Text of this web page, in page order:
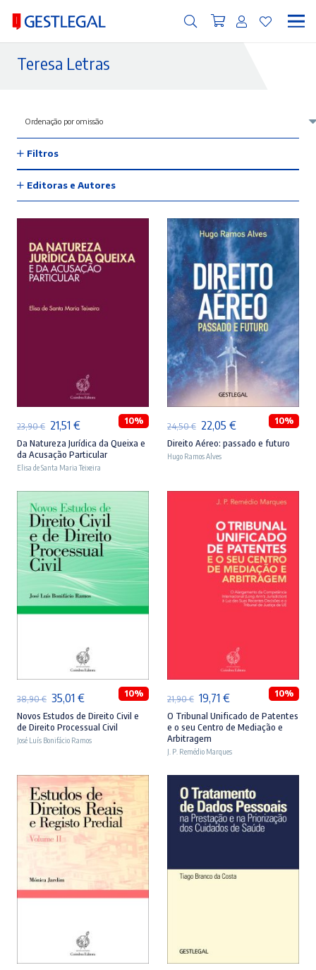
Teresa Letras
Filtros
Editoras e Autores
ADICIONAR
23,90€ O
preço
original
23,90 €.
21,51 €O
preço
atual
21,51 €.
10%
Da Natureza Jurídica da Queixa e
da Acusação Particular
Elisa de Santa Maria Teixeira
ADICIONAR
24,50€ O
preço
original
24,50 €.
22,05 €O
preço
22,05 €.
10%
Direito Aéreo: passado e futuro
Hugo Ramos Alves
ADICIONAR
38,90€ O
preço
original
38,90 €.
35,01 €O
preço
atual
35,01 €.
10%
Novos Estudos de Direito Civil e
de Direito Processual Civil
José Luís Bonifácio Ramos
ADICIONAR
21,90€ O
preço
original
era:
21,90 €.
19,71 €O
preço
atual
é:
19,71 €.
10%
O Tribunal Unificado de Patentes
e o seu Centro de Mediação e
Arbitragem
J. P. Remédio Marques
ADICIONAR